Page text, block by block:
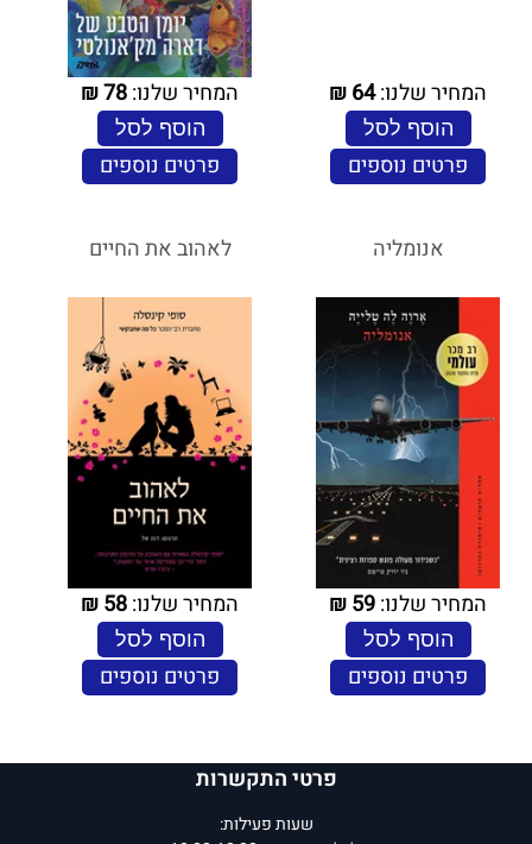
המחיר שלנו:64
₪
הוסף לסל
פרטים נוספים
המחיר שלנו:78
₪
הוסף לסל
פרטים נוספים
אנומליה
המחיר שלנו:59
₪
הוסף לסל
פרטים נוספים
לאהוב את החיים
המחיר שלנו:58
₪
הוסף לסל
פרטים נוספים
פרטי התקשרות
שעות פעילות: